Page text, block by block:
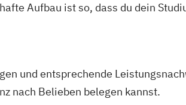
Aufbau ist so, dass du dein
und entsprechende
nach Belieben belegen kannst.